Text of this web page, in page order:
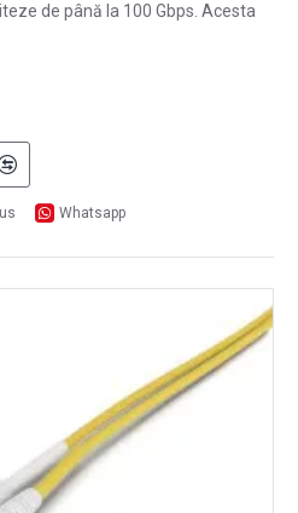
de până la 100 Gbps. Acesta
Whatsapp